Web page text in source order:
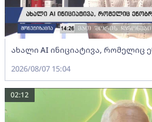
ახალი AI ინიციატივა, რომელიც
2026/08/07 15:04
02:12